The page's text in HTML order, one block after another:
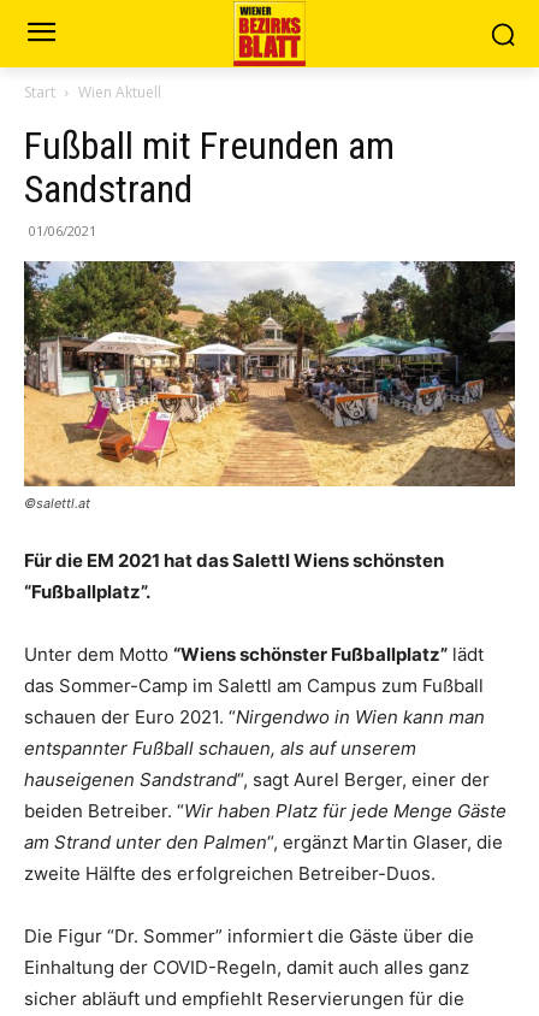
Start Wien Aktuell
Fußball mit Freunden am
Sandstrand
01/06/2021
©salettl.at
Für die EM 2021 hat das Salettl Wiens schönsten
“Fußballplatz”.
Unter dem Motto “Wiens schönster Fußballplatz” lädt
das Sommer-Camp im Salettl am Campus zum Fußball
schauen der Euro 2021. “Nirgendwo in Wien kann man
entspannter Fußball schauen, als auf unserem
hauseigenen Sandstrand“, sagt Aurel Berger, einer der
beiden Betreiber. “Wir haben Platz für jede Menge Gäste
am Strand unter den Palmen“, ergänzt Martin Glaser, die
zweite Hälfte des erfolgreichen Betreiber-Duos.
Die Figur “Dr. Sommer” informiert die Gäste über die
Einhaltung der COVID-Regeln, damit auch alles ganz
sicher abläuft und empfiehlt Reservierungen für die